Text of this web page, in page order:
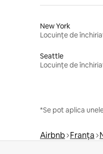
New York
Locuințe de
Seattle
Locuințe de
*Se pot aplica
Airbnb Franța